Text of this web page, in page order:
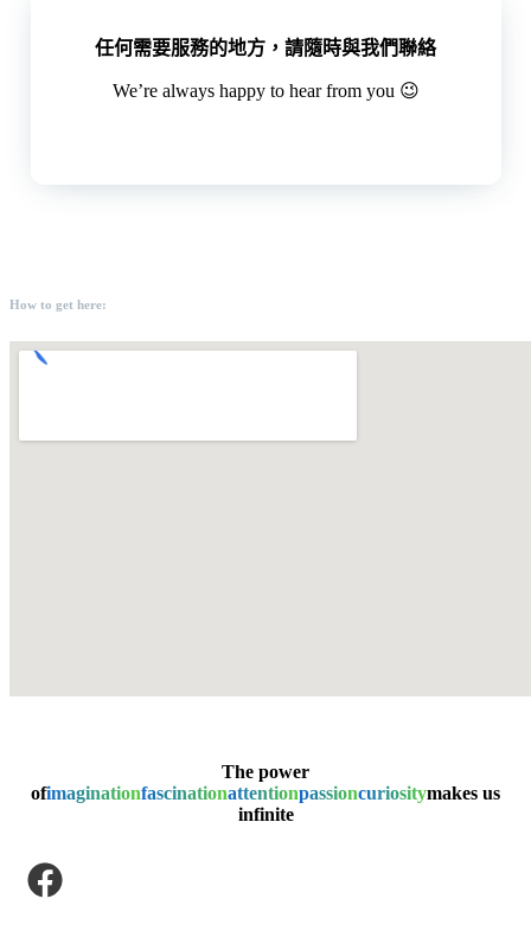
任何需要服務的地方，請隨時與我們聯絡
We’re always happy to hear from you 😉
How to get here:
The power
ofimaginationfascinationattentionpassioncuriositymakes us
infinite